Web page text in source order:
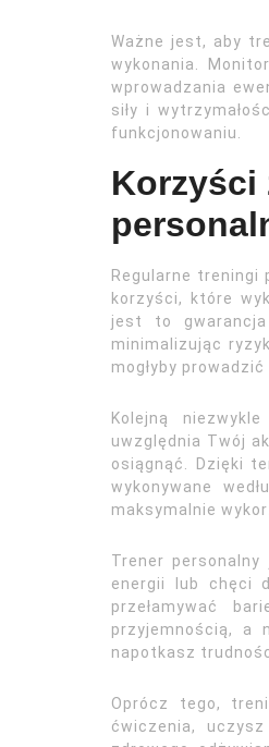
Ważne jest, aby
wykonania.
wprowadzania
siły i
funkcjonowaniu.
Korzyści
Regularne treningi
korzyści, które
jest to gwarancja
minimalizując
mogłyby
Kolejną
uwzględnia Twój
osiągnąć. Dzięki
wykonywane
maksymalnie
Trener
energii lub chęci
przełamywać
przyjemnością, a
napotkasz
Oprócz tego,
ćwiczenia,